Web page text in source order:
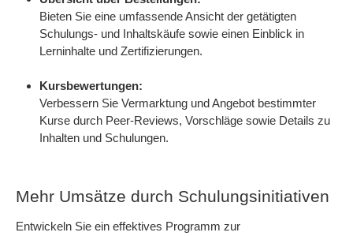
Bieten Sie eine umfassende Ansicht der getätigten
Schulungs- und Inhaltskäufe sowie einen Einblick in
Lerninhalte und Zertifizierungen.
Kursbewertungen:
Verbessern Sie Vermarktung und Angebot bestimmter
Kurse durch Peer-Reviews, Vorschläge sowie Details zu
Inhalten und Schulungen.
Mehr Umsätze durch Schulungsinitiativen
Entwickeln Sie ein effektives Programm zur